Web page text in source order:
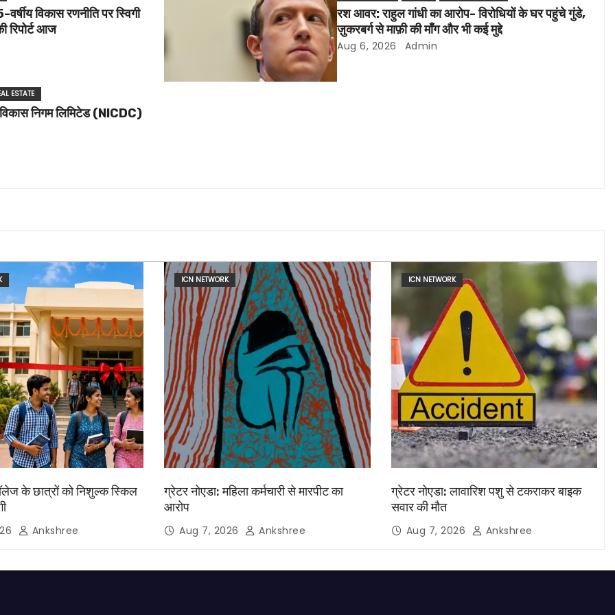
विकास रणनीति पर स्विगी
रिपोर्ट आज
रश आवर: राहुल गांधी का आरोप- विरोधियों के घर पहुंचे गुंडे,
ज़ुकरबर्ग से माफ़ी की माँग और भी कई मुद्दे
Aug 6, 2026 Admin
ESTATE
विकास निगम लिमिटेड (NICDC)
के छात्रों को निशुल्क स्किल
Ankshree
ICN NETWORK
ग्रेटर नोएडा: महिला कर्मचारी से मारपीट का
आरोप
Aug 7, 2026 Ankshree
ICN NETWORK
ग्रेटर नोएडा: लावारिश पशु से टकराकर बाइक
सवार की मौत
Aug 7, 2026 Ankshree